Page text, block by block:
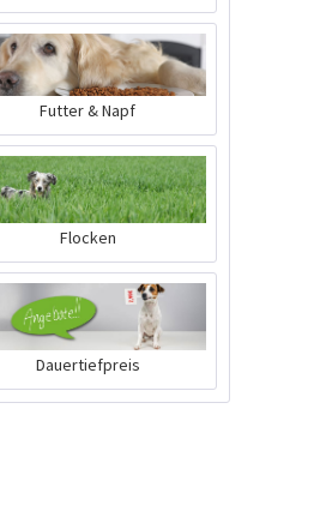
Futter & Napf
Flocken
Dauertiefpreis